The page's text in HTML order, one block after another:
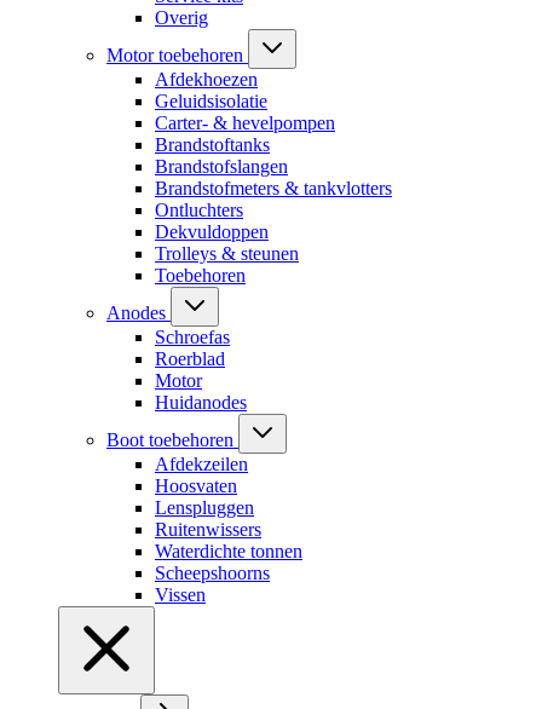
Overig
Motor toebehoren
Afdekhoezen
Geluidsisolatie
Carter- & hevelpompen
Brandstoftanks
Brandstofslangen
Brandstofmeters & tankvlotters
Ontluchters
Dekvuldoppen
Trolleys & steunen
Toebehoren
Anodes
Schroefas
Roerblad
Motor
Huidanodes
Boot toebehoren
Afdekzeilen
Hoosvaten
Lenspluggen
Ruitenwissers
Waterdichte tonnen
Scheepshoorns
Vissen